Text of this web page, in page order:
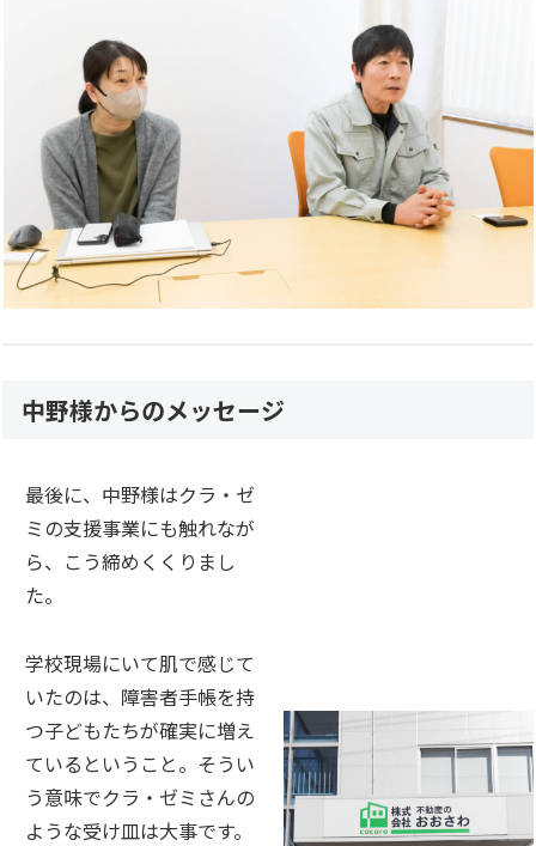
中野様からのメッセージ
最後に、中野様はクラ・ゼ
ミの支援事業にも触れなが
ら、こう締めくくりまし
た。
学校現場にいて肌で感じて
いたのは、障害者手帳を持
つ子どもたちが確実に増え
ているということ。そうい
う意味でクラ・ゼミさんの
ような受け皿は大事です。